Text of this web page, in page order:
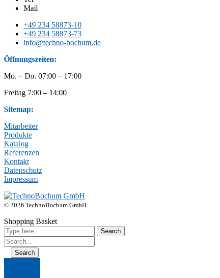
Mail
+49 234 58873-10
+49 234 58873-73
info@techno-bochum.de
Öffnungszeiten:
Mo. – Do. 07:00 – 17:00
Freitag 7:00 – 14:00
Sitemap:
Mitarbeiter
Produkte
Katalog
Referenzen
Kontakt
Datenschutz
Impressum
© 2026 TechnoBochum GmbH
Shopping Basket